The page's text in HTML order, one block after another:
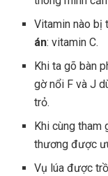
Vitamin nào bị
án: vitamin C.
Khi ta gõ bàn
gờ nổi F và J
trỏ.
Khi cùng tham
thương được
Vụ lúa được